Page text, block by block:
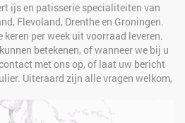
ijs en patisserie specialiteiten van
Flevoland, Drenthe en Groningen.
per week uit voorraad leveren.
betekenen, of wanneer we bij u
met ons op, of laat uw bericht
Uiteraard zijn alle vragen welkom,